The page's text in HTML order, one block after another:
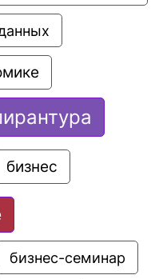
бизнес
бизнес-семинар